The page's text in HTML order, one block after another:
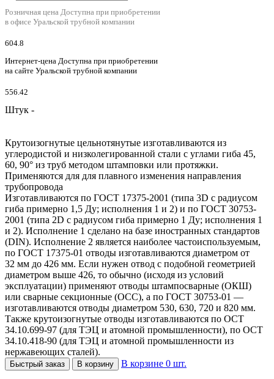
Розничная цена Доступна при приобретении
в офисе Уральской трубной компании
604.8
Интернет-цена Доступна при приобретении
на сайте Уральской трубной компании
556.42
Штук -
Крутоизогнутые цельнотянутые изготавливаются из
углеродистой и низколегированной стали с углами гиба 45,
60, 90° из труб методом штамповки или протяжки.
Применяются для для плавного изменения направления
трубопровода
Изготавливаются по ГОСТ 17375-2001 (типа 3D с радиусом
гиба примерно 1,5 Ду; исполнения 1 и 2) и по ГОСТ 30753-
2001 (типа 2D с радиусом гиба примерно 1 Ду; исполнения 1
и 2). Исполнение 1 сделано на базе иностранных стандартов
(DIN). Исполнение 2 является наиболее частоиспользуемым,
по ГОСТ 17375-01 отводы изготавливаются диаметром от
32 мм до 426 мм. Если нужен отвод с подобной геометрией
диаметром выше 426, то обычно (исходя из условий
эксплуатации) применяют отводы штампосварные (ОКШ)
или сварные секционные (ОСС), а по ГОСТ 30753-01 —
изготавливаются отводы диаметром 530, 630, 720 и 820 мм.
Также крутоизогнутые отводы изготавливаются по ОСТ
34.10.699-97 (для ТЭЦ и атомной промышленности), по ОСТ
34.10.418-90 (для ТЭЦ и атомной промышленности из
нержавеющих сталей).
Быстрый заказ В корзину В корзине 0 шт.